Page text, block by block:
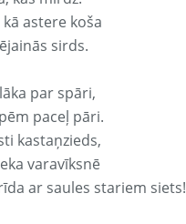
astere koša
sirds.
par spāri,
paceļ pāri.
kastaņzieds,
varavīksnē
ar saules stariem siets!